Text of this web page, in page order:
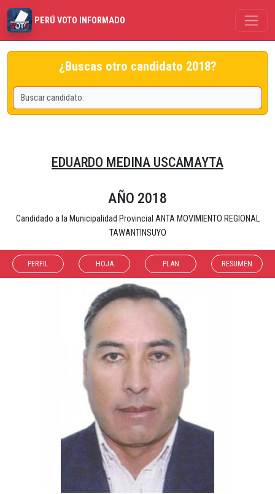
PERÚ VOTO INFORMADO
¿Buscas otro candidato 2018?
EDUARDO MEDINA USCAMAYTA
AÑO 2018
Candidado a la Municipalidad Provincial ANTA MOVIMIENTO REGIONAL
TAWANTINSUYO
PERFIL HOJA PLAN RESUMEN